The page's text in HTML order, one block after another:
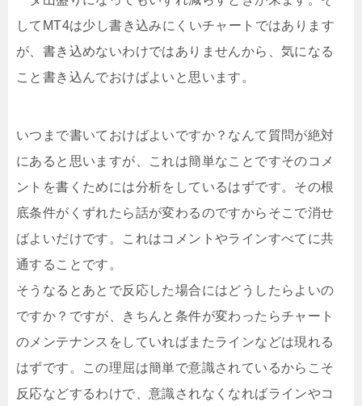
してMT4は少し書き込みにくいチャートではあります
が、書き込めないわけではありませんから、気になる
こと書き込んでおけばよいと思います。
いつまで書いておけばよいですか？なんて質問が絶対
にあると思いますが、これは簡単なことですそのコメ
ントを書くためには分析をしているはずです。その根
底条件がくずれたら話が変わるのですからそこで消せ
ばよいだけです。これはコメントやラインすべてに共
通することです。
そうなるとあとで反応した場合にはどうしたらよいの
ですか？ですが、きちんと条件が変わったらチャート
のメンテナンスをしていればまたラインなどは現れる
はずです。この理屈は簡単で意識されているからこそ
反応などするわけで、意識されなくなればラインやコ